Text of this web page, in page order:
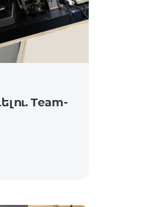
Team-